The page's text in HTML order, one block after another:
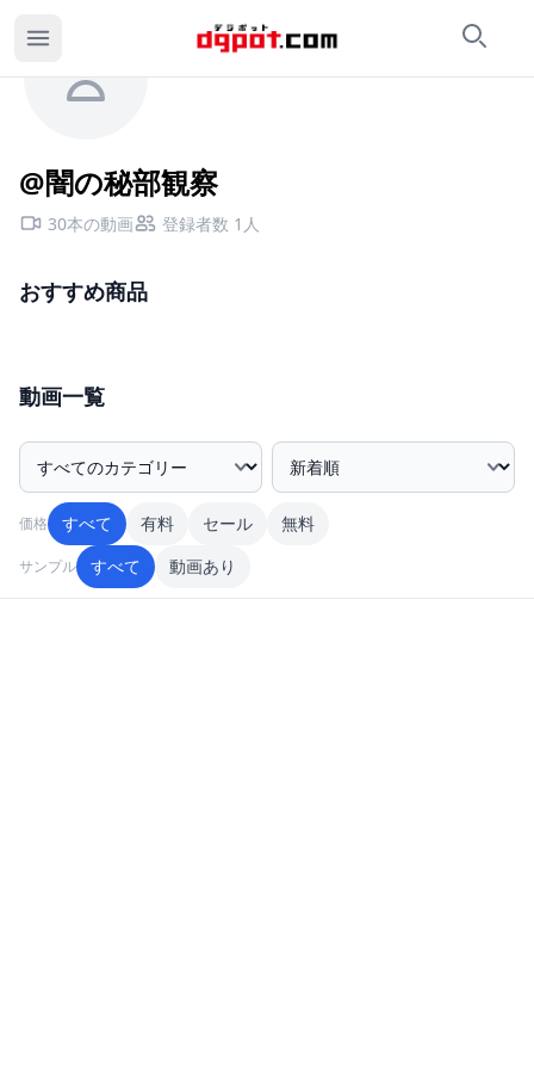
検索
@闇の秘部観察
30本の動画 登録者数 1人
おすすめ商品
動画一覧
カテゴリー絞込み 並び順
価格 すべて 有料 セール 無料
サンプル すべて 動画あり